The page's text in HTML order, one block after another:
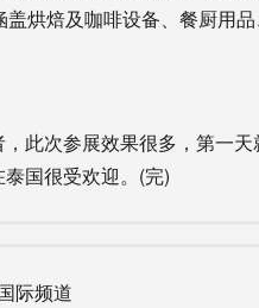
烘焙及咖啡设备、餐厨用品
次参展效果很多，第一天
国很受欢迎。(完)
际频道